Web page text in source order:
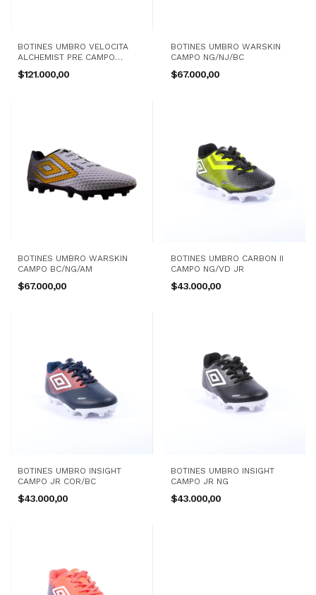
BOTINES UMBRO VELOCITA
ALCHEMIST PRE CAMPO
NG/GR/RJ
$121.000,00
BOTINES UMBRO WARSKIN
CAMPO NG/NJ/BC
$67.000,00
BOTINES UMBRO WARSKIN
CAMPO BC/NG/AM
$67.000,00
BOTINES UMBRO CARBON II
CAMPO NG/VD JR
$43.000,00
BOTINES UMBRO INSIGHT
CAMPO JR COR/BC
$43.000,00
BOTINES UMBRO INSIGHT
CAMPO JR NG
$43.000,00